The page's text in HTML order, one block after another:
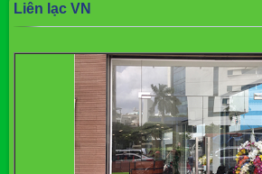
Liên lạc VN